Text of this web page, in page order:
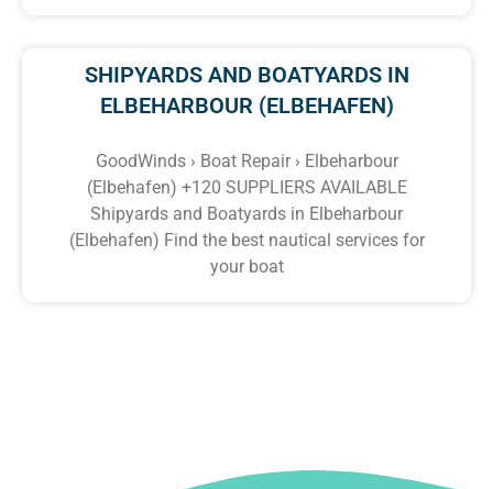
SHIPYARDS AND BOATYARDS IN
ELBEHARBOUR (ELBEHAFEN)
GoodWinds › Boat Repair › Elbeharbour
(Elbehafen) +120 SUPPLIERS AVAILABLE
Shipyards and Boatyards in Elbeharbour
(Elbehafen) Find the best nautical services for
your boat